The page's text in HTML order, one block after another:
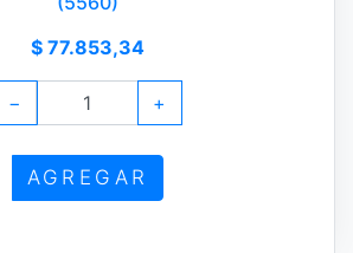
$ 77.853,34
− +
AGREGAR